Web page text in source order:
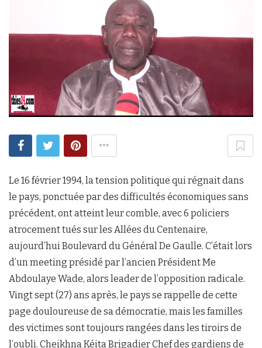
Le 16 février 1994, la tension politique qui régnait dans
le pays, ponctuée par des difficultés économiques sans
précédent, ont atteint leur comble, avec 6 policiers
atrocement tués sur les Allées du Centenaire,
aujourd’hui Boulevard du Général De Gaulle. C’était lors
d’un meeting présidé par l’ancien Président Me
Abdoulaye Wade, alors leader de l’opposition radicale.
Vingt sept (27) ans après, le pays se rappelle de cette
page douloureuse de sa démocratie, mais les familles
des victimes sont toujours rangées dans les tiroirs de
l’oubli. Cheikhna Kéita Brigadier Chef des gardiens de